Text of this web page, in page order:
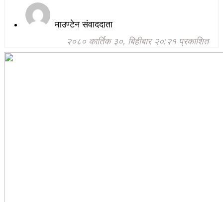
माउण्टेन संवाददाता
२०८० कार्तिक ३०, बिहीबार २०:२१ प्रकाशित